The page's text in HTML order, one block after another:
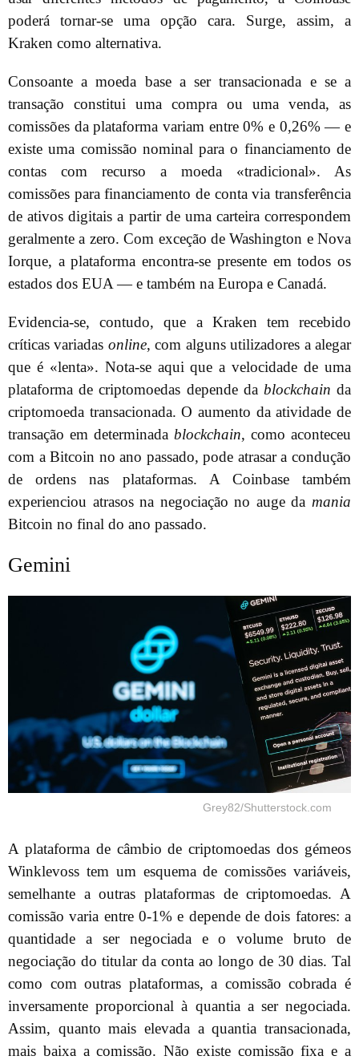
poderá tornar-se uma opção cara. Surge, assim, a
Kraken como alternativa.
Consoante a moeda base a ser transacionada e se a
transação constitui uma compra ou uma venda, as
comissões da plataforma variam entre 0% e 0,26% — e
existe uma comissão nominal para o financiamento de
contas com recurso a moeda «tradicional». As
comissões para financiamento de conta via transferência
de ativos digitais a partir de uma carteira correspondem
geralmente a zero. Com exceção de Washington e Nova
Iorque, a plataforma encontra-se presente em todos os
estados dos EUA — e também na Europa e Canadá.
Evidencia-se, contudo, que a Kraken tem recebido
críticas variadas online, com alguns utilizadores a alegar
que é «lenta». Nota-se aqui que a velocidade de uma
plataforma de criptomoedas depende da blockchain da
criptomoeda transacionada. O aumento da atividade de
transação em determinada blockchain, como aconteceu
com a Bitcoin no ano passado, pode atrasar a condução
de ordens nas plataformas. A Coinbase também
experienciou atrasos na negociação no auge da mania
Bitcoin no final do ano passado.
Gemini
Grey82/Shutterstock.com
A plataforma de câmbio de criptomoedas dos gémeos
Winklevoss tem um esquema de comissões variáveis,
semelhante a outras plataformas de criptomoedas. A
comissão varia entre 0-1% e depende de dois fatores: a
quantidade a ser negociada e o volume bruto de
negociação do titular da conta ao longo de 30 dias. Tal
como com outras plataformas, a comissão cobrada é
inversamente proporcional à quantia a ser negociada.
Assim, quanto mais elevada a quantia transacionada,
mais baixa a comissão. Não existe comissão fixa e a